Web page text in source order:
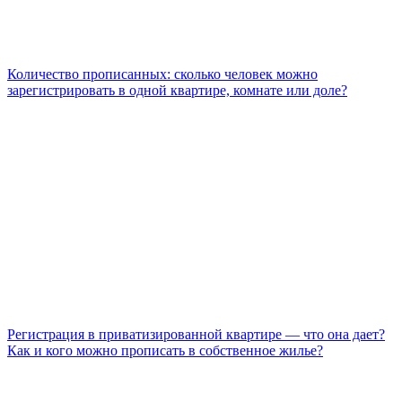
Количество прописанных: сколько человек можно
зарегистрировать в одной квартире, комнате или доле?
Регистрация в приватизированной квартире — что она дает?
Как и кого можно прописать в собственное жилье?